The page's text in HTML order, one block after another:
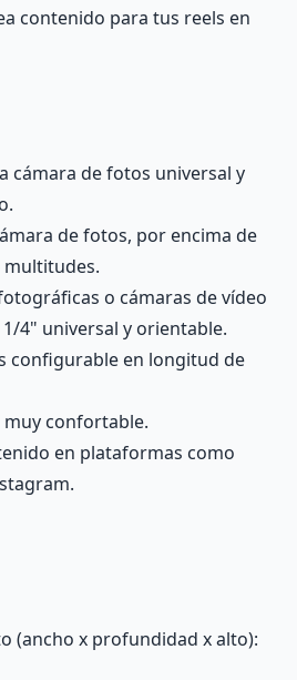
contenido para tus reels en
cámara de fotos universal y
de fotos, por encima de
multitudes.
o cámaras de vídeo
4" universal y orientable.
configurable en longitud de
confortable.
en plataformas como
(ancho x profundidad x alto):